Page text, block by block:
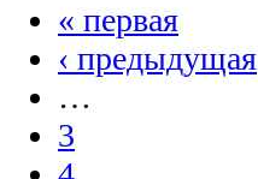
« первая
‹ предыдущая
…
3